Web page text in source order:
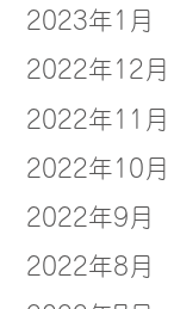
2023年1月
2022年12月
2022年11月
2022年10月
2022年9月
2022年8月